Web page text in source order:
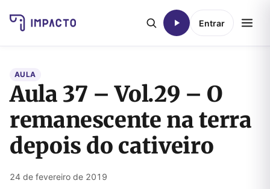
Entrar
AULA
Aula 37 – Vol.29 – O
remanescente na terra
depois do cativeiro
24 de fevereiro de 2019